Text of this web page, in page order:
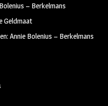
– Berkelmans
Geldmaat
Annie Bolenius – Berkelmans